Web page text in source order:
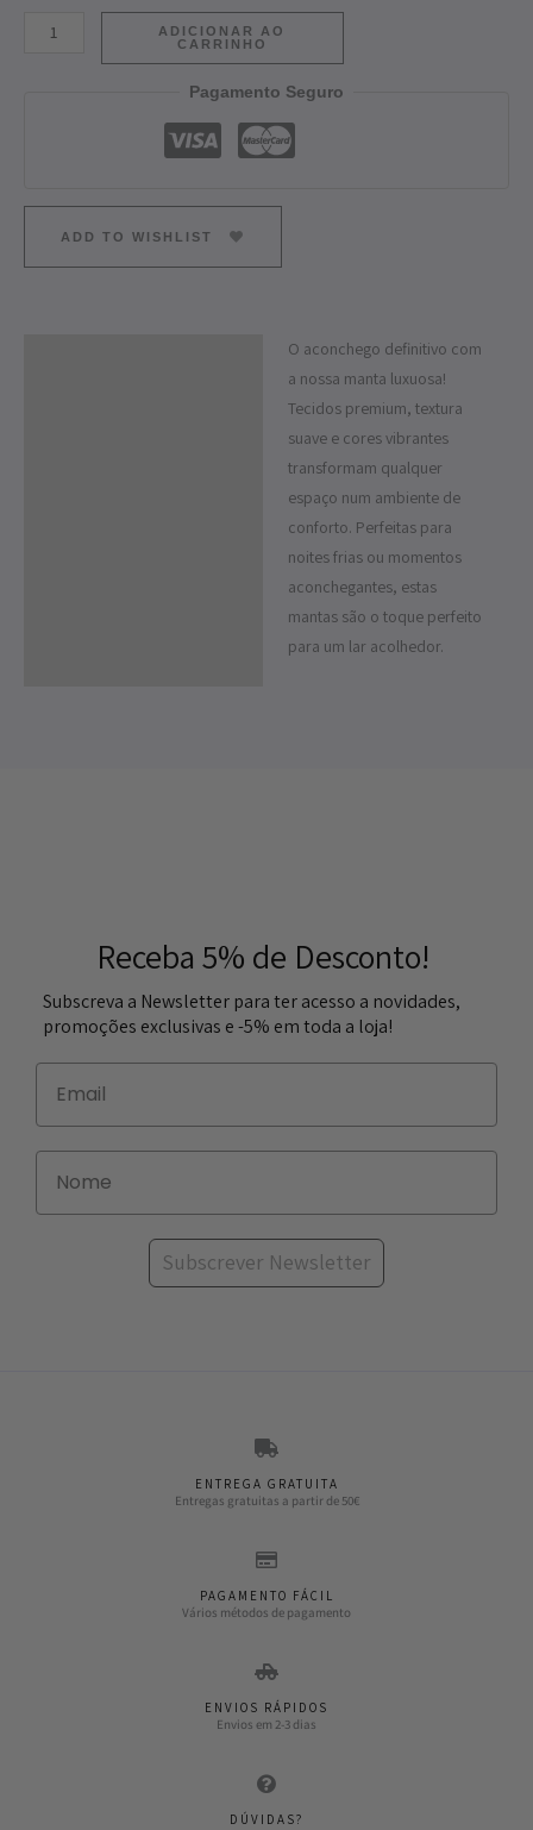
ADICIONAR AO
CARRINHO
Pagamento Seguro
ADD TO WISHLIST
O aconchego definitivo com
a nossa manta luxuosa!
Tecidos premium, textura
suave e cores vibrantes
transformam qualquer
espaço num ambiente de
conforto. Perfeitas para
noites frias ou momentos
aconchegantes, estas
mantas são o toque perfeito
para um lar acolhedor.
Receba 5% de Desconto!
Subscreva a Newsletter para ter acesso a novidades,
promoções exclusivas e -5% em toda a loja!
Subscrever Newsletter
ENTREGA GRATUITA
Entregas gratuitas a partir de 50€
PAGAMENTO FÁCIL
Vários métodos de pagamento
ENVIOS RÁPIDOS
Envios em 2-3 dias
DÚVIDAS?